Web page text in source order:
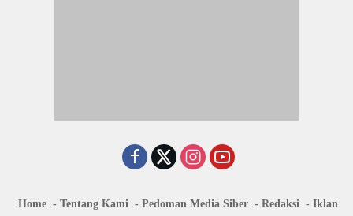
Home Tentang Kami Pedoman Media Siber Redaksi Iklan